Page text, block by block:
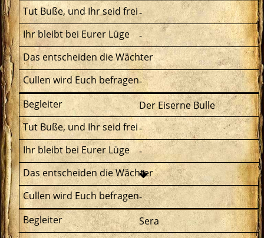
-
-
-
-
Der Eiserne Bulle
-
-
-
Sera